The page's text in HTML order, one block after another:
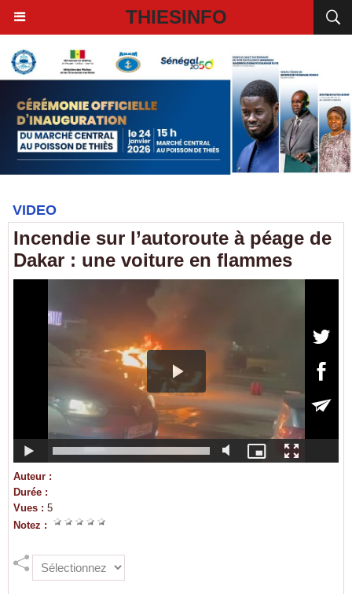
THIESINFO
VIDEO
Incendie sur l’autoroute à péage de
Dakar : une voiture en flammes
Auteur :
Durée :
Vues : 5
Notez :